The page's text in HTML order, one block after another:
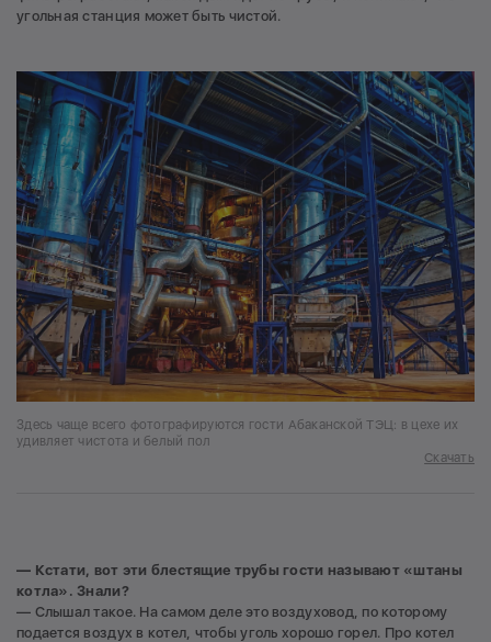
угольная станция может быть чистой.
Здесь чаще всего фотографируются гости Абаканской ТЭЦ: в цехе их
удивляет чистота и белый пол
Скачать
— Кстати, вот эти блестящие трубы гости называют «штаны
котла». Знали?
— Слышал такое. На самом деле это воздуховод, по которому
подается воздух в котел, чтобы уголь хорошо горел. Про котел